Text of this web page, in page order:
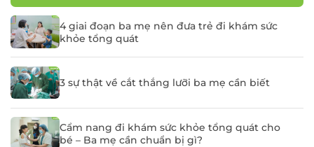
4 giai đoạn ba mẹ nên đưa trẻ đi khám sức
khỏe tổng quát
3 sự thật về cắt thắng lưỡi ba mẹ cần biết
Cẩm nang đi khám sức khỏe tổng quát cho
bé – Ba mẹ cần chuẩn bị gì?